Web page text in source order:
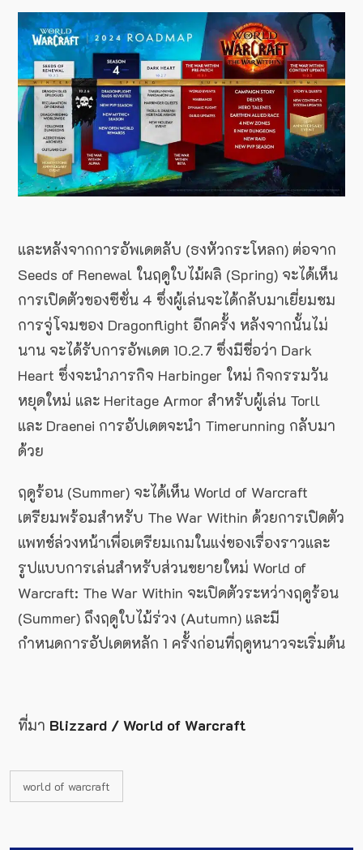
และหลังจากการอัพเดตลับ (ธงหัวกระโหลก) ต่อจาก
Seeds of Renewal ในฤดูใบไม้ผลิ (Spring) จะได้เห็น
การเปิดตัวของซีซั่น 4 ซึ่งผู้เล่นจะได้กลับมาเยี่ยมชม
การจู่โจมของ Dragonflight อีกครั้ง หลังจากนั้นไม่
นาน จะได้รับการอัพเดต 10.2.7 ซึ่งมีชื่อว่า Dark
Heart ซึ่งจะนำภารกิจ Harbinger ใหม่ กิจกรรมวัน
หยุดใหม่ และ Heritage Armor สำหรับผู้เล่น Torll
และ Draenei การอัปเดตจะนำ Timerunning กลับมา
ด้วย
ฤดูร้อน (Summer) จะได้เห็น World of Warcraft
เตรียมพร้อมสำหรับ The War Within ด้วยการเปิดตัว
แพทช์ล่วงหน้าเพื่อเตรียมเกมในแง่ของเรื่องราวและ
รูปแบบการเล่นสำหรับส่วนขยายใหม่ World of
Warcraft: The War Within จะเปิดตัวระหว่างฤดูร้อน
(Summer) ถึงฤดูใบไม้ร่วง (Autumn) และมี
กำหนดการอัปเดตหลัก 1 ครั้งก่อนที่ฤดูหนาวจะเริ่มต้น
ที่มา Blizzard / World of Warcraft
world of warcraft